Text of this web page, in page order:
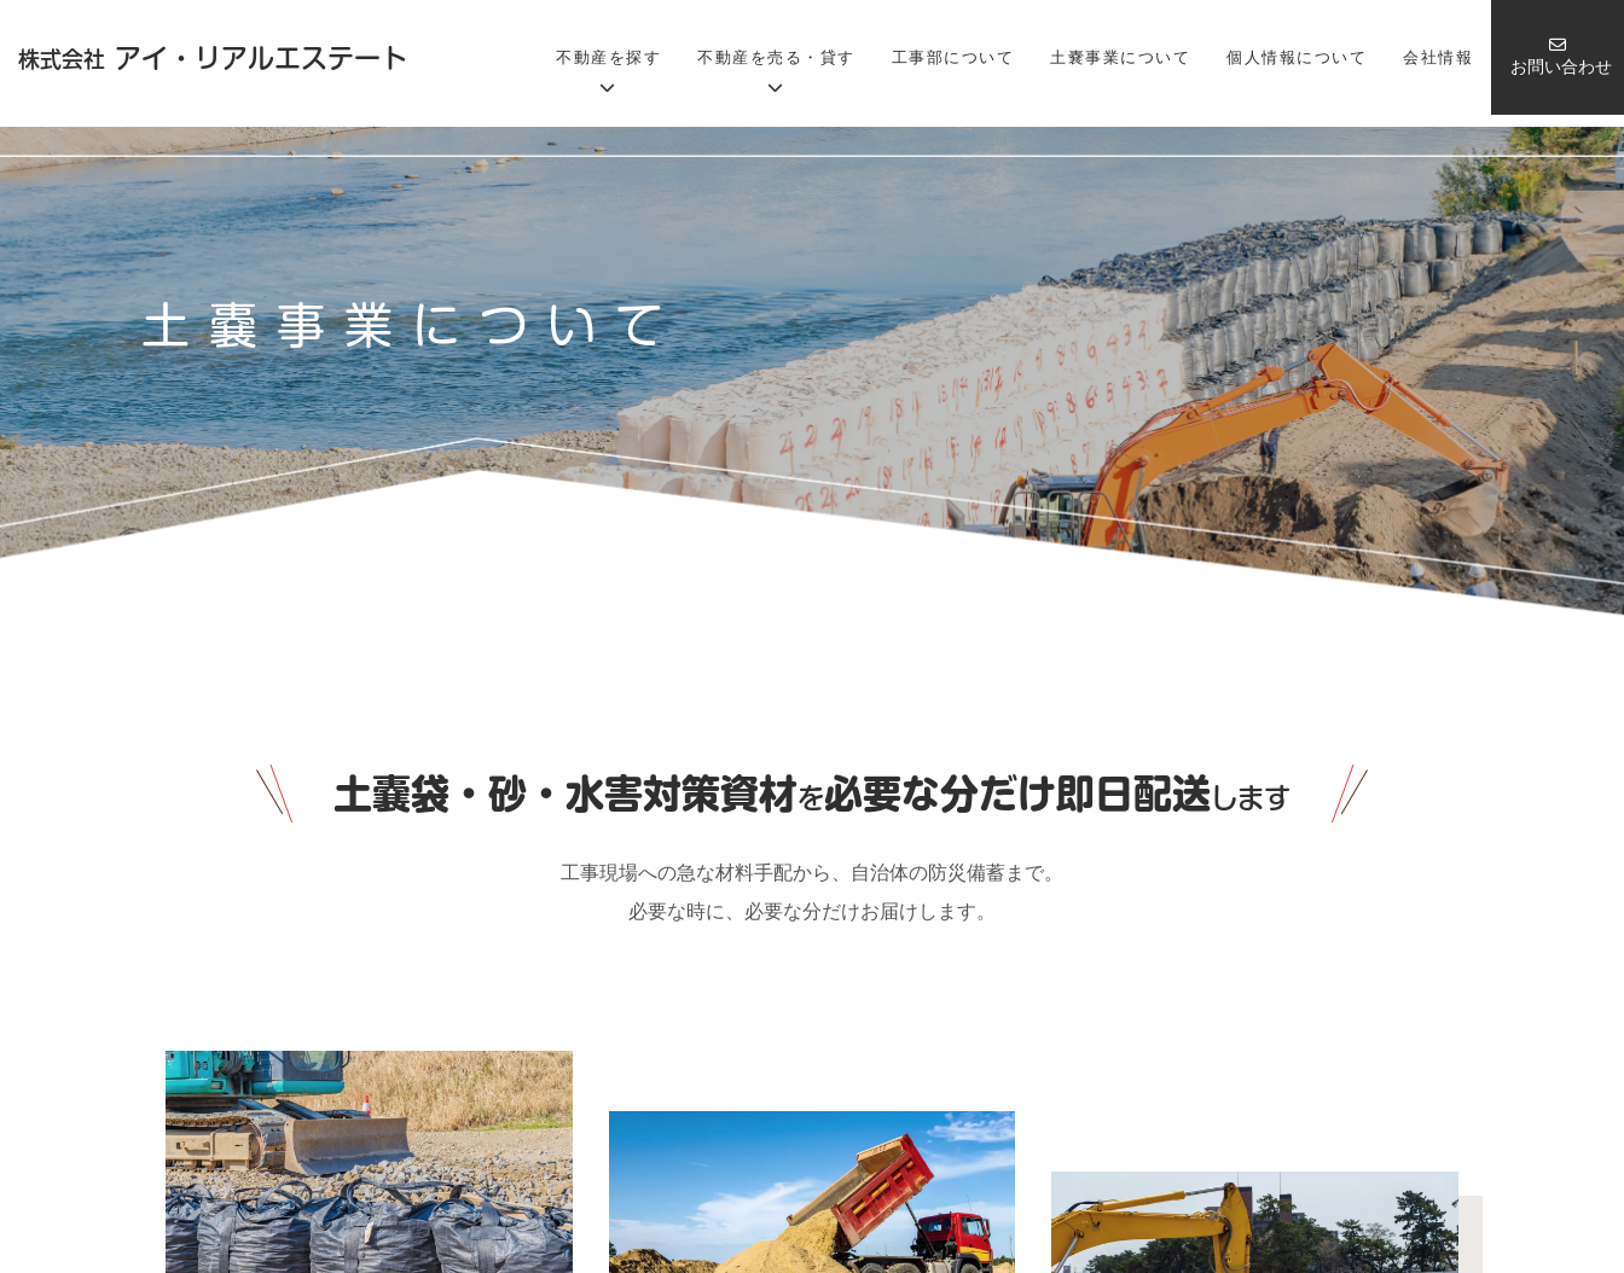
株式会社 アイ・リアルエステート 不動産を探す 不動産を売る・貸す 工事部について 土嚢事業について 個人情報について 会社情報 お問い合わせ
土嚢事業について
土嚢袋・砂・水害対策資材を必要な分だけ 即日配送します
工事現場への急な材料手配から、自治体の防災備蓄まで。
必要な時に、必要な分だけお届けします。